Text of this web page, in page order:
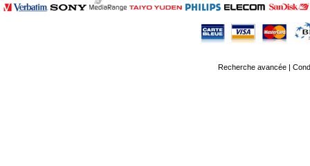
Recherche avancée|